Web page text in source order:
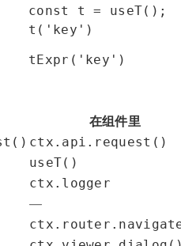
const t = useT();
t('key')
tExpr('key')
在组件里
ctx.api.request()
useT()
ctx.logger
—